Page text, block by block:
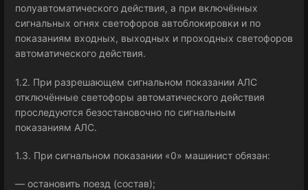
полуавтоматического действия, а при включённых
сигнальных огнях светофоров автоблокировки и по
показаниям входных, выходных и проходных светофоров
автоматического действия.
1.2. При разрешающем сигнальном показании АЛС
отключённые светофоры автоматического действия
проследуются безостановочно по сигнальным
показаниям АЛС.
1.3. При сигнальном показании «0» машинист обязан:
— остановить поезд (состав);